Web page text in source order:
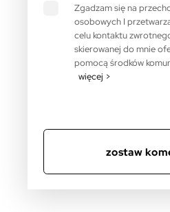
Zgadzam się na
osobowych I
celu kontaktu
skierowanej do mnie
pomocą środków
więcej >
zostaw